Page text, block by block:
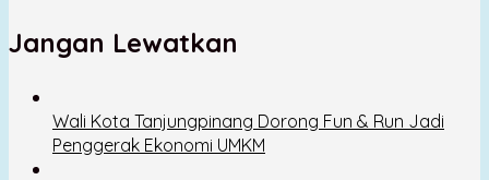
Jangan Lewatkan
Wali Kota Tanjungpinang Dorong Fun & Run Jadi
Penggerak Ekonomi UMKM